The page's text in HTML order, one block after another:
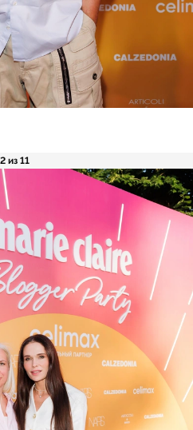
2 из 11